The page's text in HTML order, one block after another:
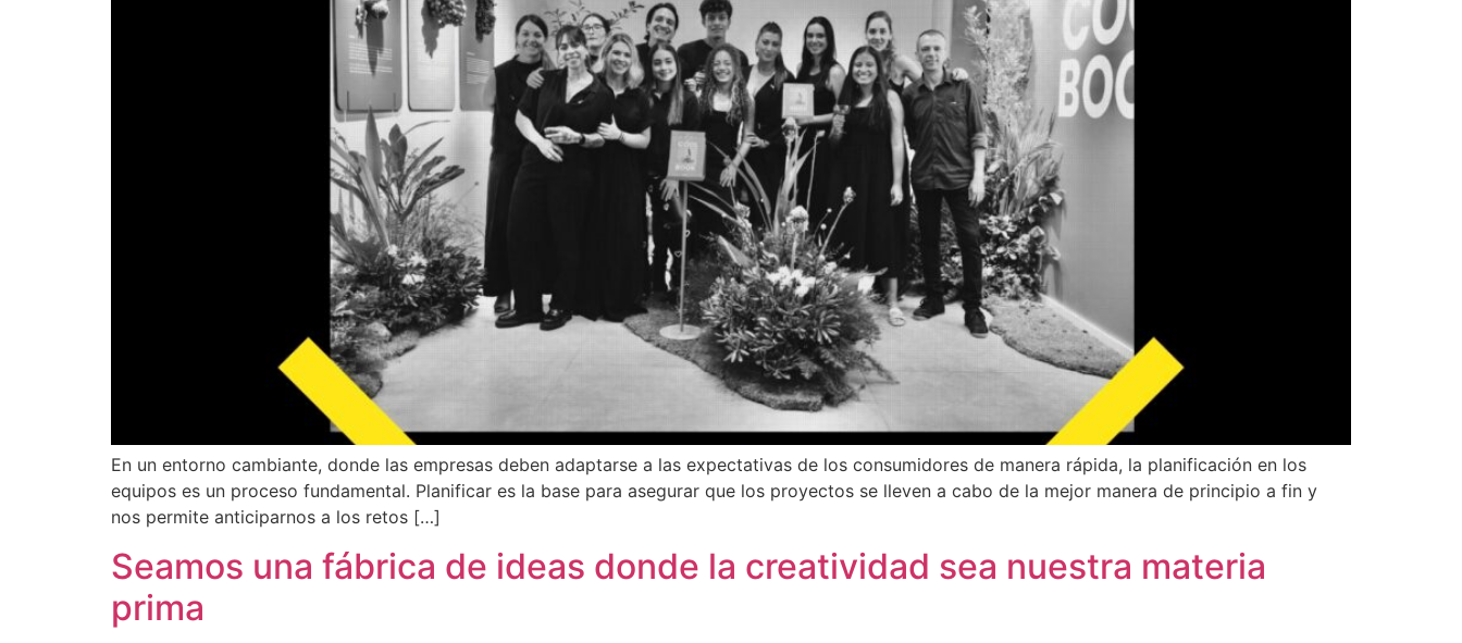
En un entorno cambiante, donde las empresas deben adaptarse a las expectativas de los consumidores de manera rápida, la planificación en los
equipos es un proceso fundamental. Planificar es la base para asegurar que los proyectos se lleven a cabo de la mejor manera de principio a fin y
nos permite anticiparnos a los retos […]
Seamos una fábrica de ideas donde la creatividad sea nuestra materia
prima